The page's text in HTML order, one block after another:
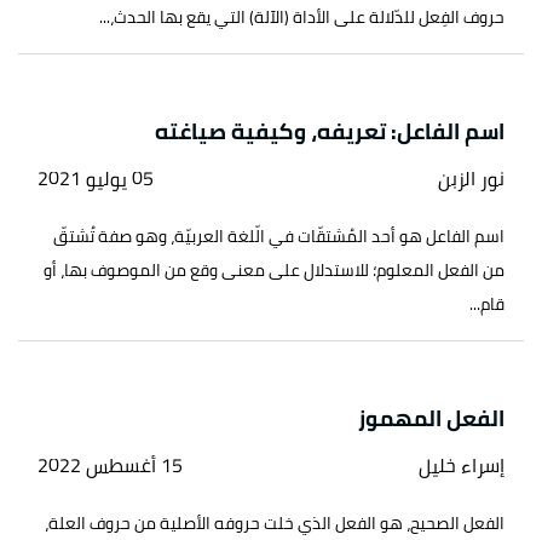
حروف الفِعل للدّلالة على الأداة (الآلة) التي يقع بها الحدث،...
اسم الفاعل: تعريفه، وكيفية صياغته
نور الزبن 05 يوليو 2021
اسم الفاعل هو أحد المُشتقّات في الّلغة العربيّة، وهو صفة تُشتقّ
من الفعل المعلوم؛ للاستدلال على معنى وقع من الموصوف بها، أو
قام...
الفعل المهموز
إسراء خليل 15 أغسطس 2022
الفعل الصحيح، هو الفعل الذي خلت حروفه الأصلية من حروف العلة،